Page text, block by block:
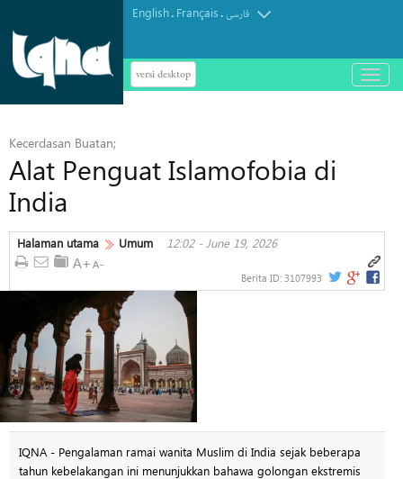
English. Français.فارسی
versi desktop
باز
و
Kecerdasan Buatan;
Alat Penguat Islamofobia di
India
Halaman utama Umum 12:02 - June 19, 2026
Berita ID: 3107993
IQNA - Pengalaman ramai wanita Muslim di India sejak beberapa
tahun kebelakangan ini menunjukkan bahawa golongan ekstremis